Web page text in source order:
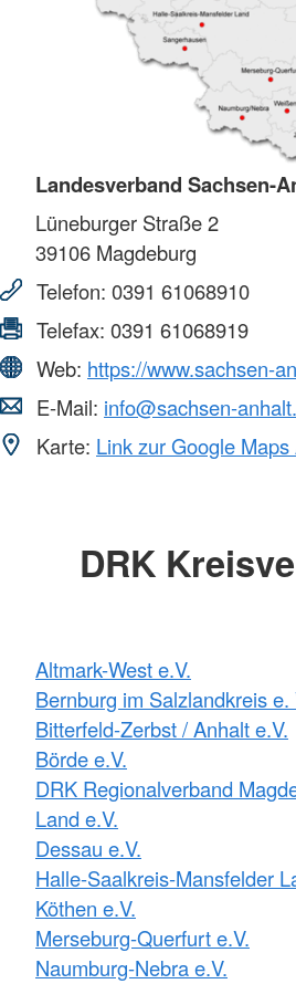
Landesverband Sachsen-
Lüneburger Straße 2
39106 Magdeburg
Telefon: 0391 61068910
Telefax: 0391 61068919
Web: https://www.sachsen-
E-Mail: info@sachsen-
Karte: Link zur Google
DRK
Altmark-West e.V.
Bernburg im Salzlandkreis e.
Bitterfeld-Zerbst / Anhalt e.V.
Börde e.V.
DRK Regionalverband
Land e.V.
Dessau e.V.
Halle-Saalkreis-Mansfelder
Köthen e.V.
Merseburg-Querfurt e.V.
Naumburg-Nebra e.V.